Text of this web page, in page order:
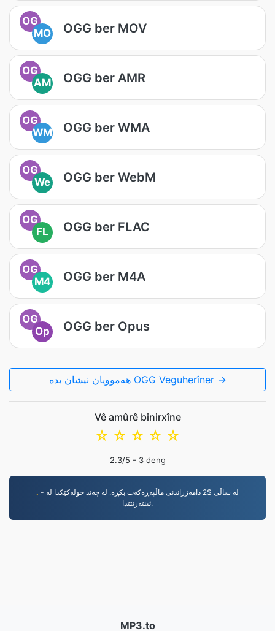
OG
MO
OGG ber MOV
OG
AM
OGG ber AMR
OG
WM
OGG ber WMA
OG
We
OGG ber WebM
OG
FL
OGG ber FLAC
OG
M4
OGG ber M4A
OG
Op
OGG ber Opus
هەموویان نیشان بدە OGG Veguherîner →
Vê amûrê binirxîne
☆
☆
☆
☆
☆
2.3/5 - 3deng
. - لە ساڵی $2 دامەزراندنی ماڵپەڕەکەت بکڕە. لە چەند خولەکێکدا لە
ئینتەرنێتدا.
MP3.to